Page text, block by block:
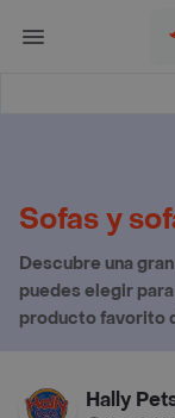
Sofas y
Descubre una
puedes elegir
producto favorito
Hally